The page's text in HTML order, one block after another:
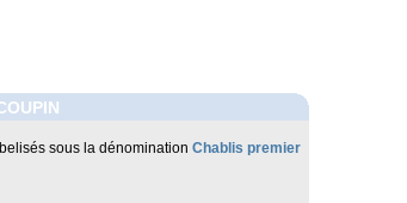
sous la dénomination Chablis premier